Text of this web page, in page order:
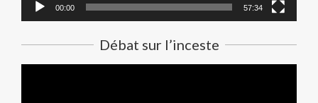
00:00 57:34
Débat sur l’inceste